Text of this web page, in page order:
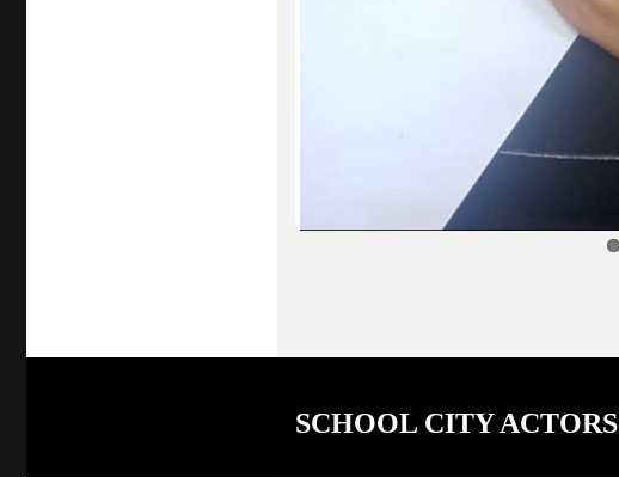
SCHOOL CITY ACTORS